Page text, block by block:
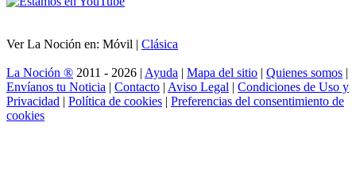
Ver La Noción en: Móvil | Clásica
La Noción ® 2011 - 2026 | Ayuda | Mapa del sitio | Quienes somos |
Envíanos tu Noticia | Contacto | Aviso Legal | Condiciones de Uso y
Privacidad | Política de cookies | Preferencias del consentimiento de
cookies